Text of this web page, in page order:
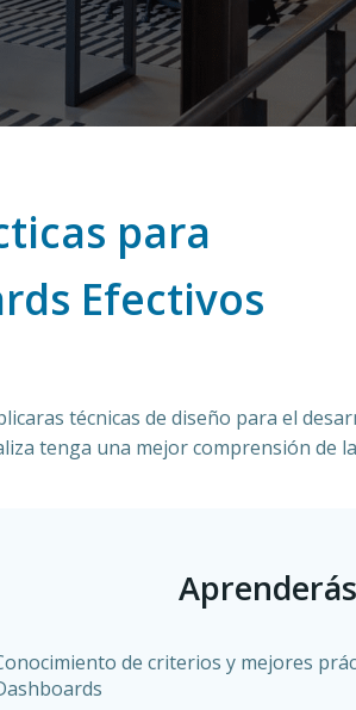
para
Efectivos
técnicas de diseño para el
tenga una mejor comprensión de
de criterios y mejores